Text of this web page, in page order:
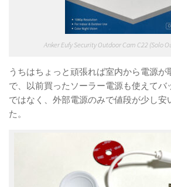
Anker Eufy Security Outdoor Cam C22 (Solo
うちはちょっと頑張れば室内から電源が
で、以前買ったソーラー電源も使えてバ
ではなく、外部電源のみで値段が少し安
た。